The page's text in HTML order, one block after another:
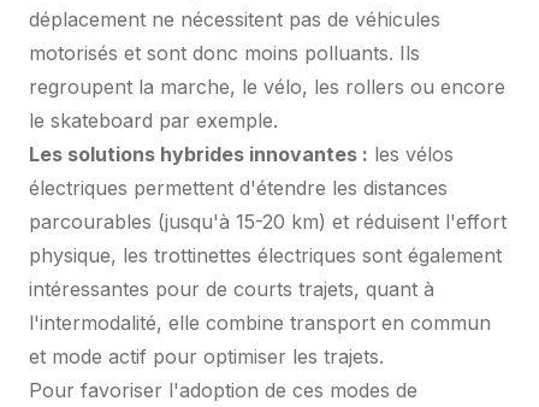
déplacement ne nécessitent pas de véhicules
motorisés et sont donc moins polluants. Ils
regroupent la marche, le vélo, les rollers ou encore
le skateboard par exemple.
Les solutions hybrides innovantes : les vélos
électriques permettent d'étendre les distances
parcourables (jusqu'à 15-20 km) et réduisent l'effort
physique, les trottinettes électriques sont également
intéressantes pour de courts trajets, quant à
l'intermodalité, elle combine transport en commun
et mode actif pour optimiser les trajets.
Pour favoriser l'adoption de ces modes de